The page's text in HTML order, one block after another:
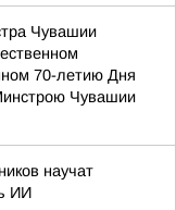
Чувашии
70-летию Дня
Чувашии
научат
ИИ